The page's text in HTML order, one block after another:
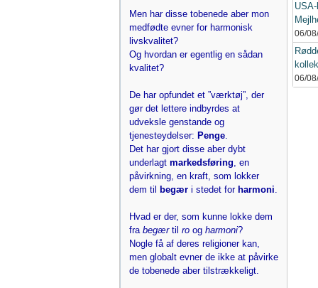
Men har disse tobenede aber mon
medfødte evner for harmonisk
livskvalitet?
Og hvordan er egentlig en sådan
kvalitet?
De har opfundet et ”værktøj”, der
gør det lettere indbyrdes at
udveksle genstande og
tjenesteydelser: Penge.
Det har gjort disse aber dybt
underlagt markedsføring, en
påvirkning, en kraft, som lokker
dem til
begær i stedet for harmoni.
Hvad er der, som kunne lokke dem
fra begærtil ro og harmoni?
Nogle få af deres religioner kan,
men globalt evner de ikke at påvirke
de tobenede aber tilstrækkeligt.
06/
06/